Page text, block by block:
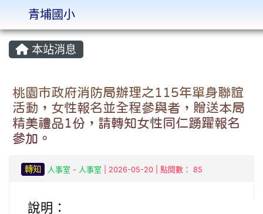
:::
本站消息
桃園市政府消防局辦理之115年單身聯誼
活動，女性報名並全程參與者，贈送本局
精美禮品1份，請轉知女性同仁踴躍報名
參加。
轉知 人事室 - 人事室 | 2026-05-20 | 點閱數： 85
說明：
青埔國小